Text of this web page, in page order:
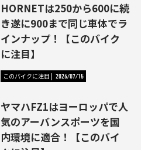
HORNETは250から600に続
き遂に900まで同じ車体でラ
インナップ！【このバイク
に注目】
このバイクに注目 2026/07/15
ヤマハFZ1はヨーロッパで人
気のアーバンスポーツを国
内環境に適合！【このバイ